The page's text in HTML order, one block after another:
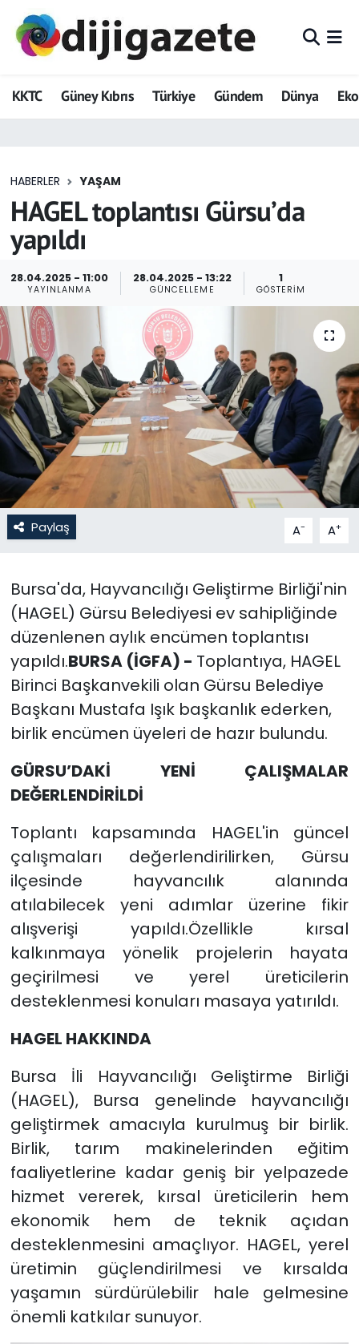
KKTC Güney Kıbrıs Türkiye Gündem Dünya
HABERLER YAŞAM
HAGEL toplantısı Gürsu’da
yapıldı
28.04.2025 - 11:00
YAYINLANMA
28.04.2025 - 13:22
GÜNCELLEME
1
GÖSTERIM
Paylaş A- A+
Bursa'da, Hayvancılığı Geliştirme Birliği'nin
(HAGEL) Gürsu Belediyesi ev sahipliğinde
düzenlenen aylık encümen toplantısı
yapıldı.BURSA (İGFA) - Toplantıya, HAGEL
Birinci Başkanvekili olan Gürsu Belediye
Başkanı Mustafa Işık başkanlık ederken,
birlik encümen üyeleri de hazır bulundu.
GÜRSU’DAKİ YENİ ÇALIŞMALAR
DEĞERLENDİRİLDİ
Toplantı kapsamında HAGEL'in güncel
çalışmaları değerlendirilirken, Gürsu
ilçesinde hayvancılık alanında
atılabilecek yeni adımlar üzerine fikir
alışverişi yapıldı.Özellikle kırsal
kalkınmaya yönelik projelerin hayata
geçirilmesi ve yerel üreticilerin
desteklenmesi konuları masaya yatırıldı.
HAGEL HAKKINDA
Bursa İli Hayvancılığı Geliştirme Birliği
(HAGEL), Bursa genelinde hayvancılığı
geliştirmek amacıyla kurulmuş bir birlik.
Birlik, tarım makinelerinden eğitim
faaliyetlerine kadar geniş bir yelpazede
hizmet vererek, kırsal üreticilerin hem
ekonomik hem de teknik açıdan
desteklenmesini amaçlıyor. HAGEL, yerel
üretimin güçlendirilmesi ve kırsalda
yaşamın sürdürülebilir hale gelmesine
önemli katkılar sunuyor.
ADVERTORIAL
Dijigazete
Eğitim
Ekonomi
GEZİ
Güncel
Gündem
KKTC
KKTC YEREL SEÇİM 2018
Kültür Sanat
Moda
Nöbetçi Eczaneler
Otomobil Dünyası
Politika
Spor
Teknoloji
TÜRKiYE
Video Galeri
YAŞAM
Yazarlar
Hava Durumu
Trafik Durumu
Tüm Manşetler
Son Dakika Haberleri